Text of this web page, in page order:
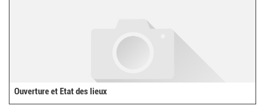
Ouverture et Etat des lieux